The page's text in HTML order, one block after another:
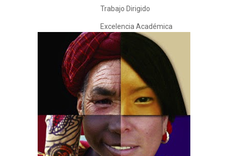
Trabajo Dirigido
Excelencia Académica